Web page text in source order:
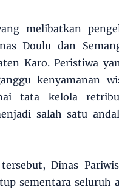
melibatkan
Doulu dan
Karo. Peristiwa
kenyamanan
tata kelola
salah satu
Dinas
sementara seluruh